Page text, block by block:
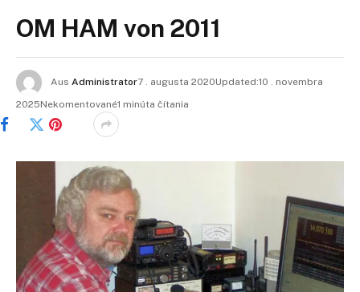
OM HAM von 2011
Aus Administrator7 . augusta 2020Updated:10 . novembra
2025Nekomentované1 minúta čítania
FacebookTwitterPinterest